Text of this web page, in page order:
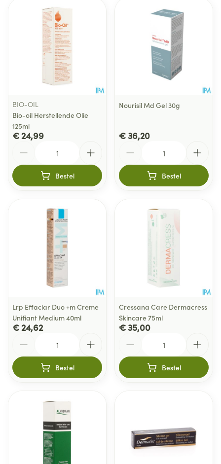
BIO-OIL
Bio-oil Herstellende Olie
125ml
€ 24,99
Bestel
Nourisil Md Gel 30g
€ 36,20
Bestel
Lrp Effaclar Duo +m Creme
Unifiant Medium 40ml
€ 24,62
Bestel
Cressana Care Dermacress
Skincare 75ml
€ 35,00
Bestel